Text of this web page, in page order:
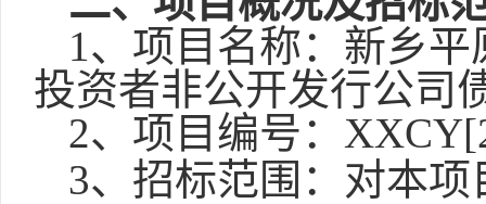
1、项目名称： 新乡平
投资者非公开发行公司
2、项目编号：
3、招标范围： 对本项